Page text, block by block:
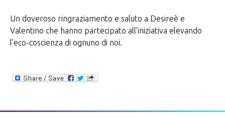
Un doveroso ringraziamento e saluto a Desireè e
Valentino che hanno partecipato all’iniziativa elevando
l’eco-coscienza di ognuno di noi.